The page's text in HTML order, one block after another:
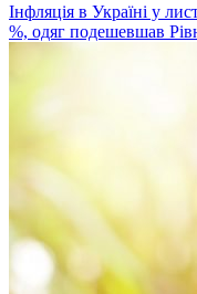
Інфляція в Україні у
%, одяг подешевшав